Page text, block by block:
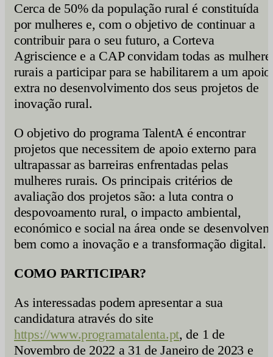
Cerca de 50% da população rural é constituída
por mulheres e, com o objetivo de continuar a
contribuir para o seu futuro, a Corteva
Agriscience e a CAP convidam todas as
rurais a participar para se habilitarem a um apoio
extra no desenvolvimento dos seus projetos de
inovação rural.
O objetivo do programa TalentA é encontrar
projetos que necessitem de apoio externo para
ultrapassar as barreiras enfrentadas pelas
mulheres rurais. Os principais critérios de
avaliação dos projetos são: a luta contra o
despovoamento rural, o impacto ambiental,
económico e social na área onde se
bem como a inovação e a transformação digital.
COMO PARTICIPAR?
As interessadas podem apresentar a sua
candidatura através do site
https://www.programatalenta.pt, de 1 de
Novembro de 2022 a 31 de Janeiro de 2023 e